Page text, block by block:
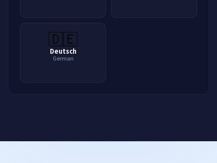
🇩🇪
Deutsch
German